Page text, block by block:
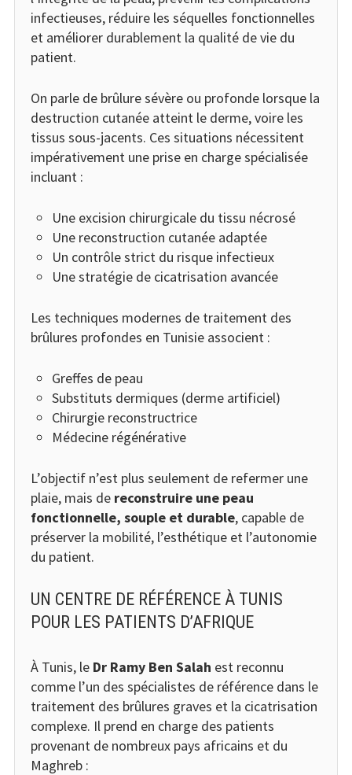
infectieuses, réduire les séquelles fonctionnelles
et améliorer durablement la qualité de vie du
patient.
On parle de brûlure sévère ou profonde lorsque la
destruction cutanée atteint le derme, voire les
tissus sous-jacents. Ces situations nécessitent
impérativement une prise en charge spécialisée
incluant :
Une excision chirurgicale du tissu nécrosé
Une reconstruction cutanée adaptée
Un contrôle strict du risque infectieux
Une stratégie de cicatrisation avancée
Les techniques modernes de traitement des
brûlures profondes en Tunisie associent :
Greffes de peau
Substituts dermiques (derme artificiel)
Chirurgie reconstructrice
Médecine régénérative
L’objectif n’est plus seulement de refermer une
plaie, mais de reconstruire une peau
fonctionnelle, souple et durable, capable de
préserver la mobilité, l’esthétique et l’autonomie
du patient.
UN CENTRE DE RÉFÉRENCE À TUNIS
POUR LES PATIENTS D’AFRIQUE
À Tunis, le Dr Ramy Ben Salah est reconnu
comme l’un des spécialistes de référence dans le
traitement des brûlures graves et la cicatrisation
complexe. Il prend en charge des patients
provenant de nombreux pays africains et du
Maghreb :